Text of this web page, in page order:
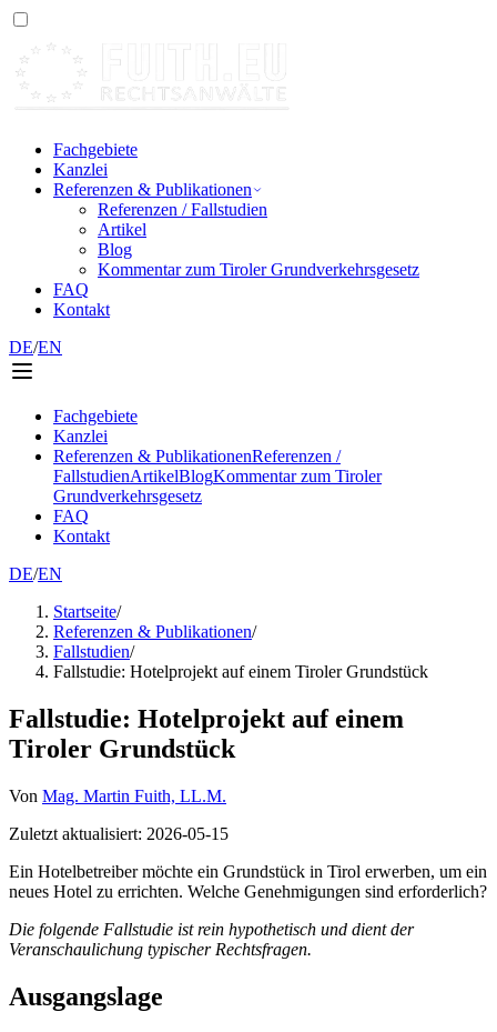
Fachgebiete
Kanzlei
Referenzen & Publikationen
Referenzen / Fallstudien
Artikel
Blog
Kommentar zum Tiroler Grundverkehrsgesetz
FAQ
Kontakt
DE/EN
Fachgebiete
Kanzlei
Referenzen & PublikationenReferenzen /
FallstudienArtikelBlogKommentar zum Tiroler
Grundverkehrsgesetz
FAQ
Kontakt
DE/EN
Startseite/
Referenzen & Publikationen/
Fallstudien/
Fallstudie: Hotelprojekt auf einem Tiroler Grundstück
Fallstudie: Hotelprojekt auf einem
Tiroler Grundstück
Von Mag. Martin Fuith, LL.M.
Zuletzt aktualisiert: 2026-05-15
Ein Hotelbetreiber möchte ein Grundstück in Tirol erwerben, um ein
neues Hotel zu errichten. Welche Genehmigungen sind erforderlich?
Die folgende Fallstudie ist rein hypothetisch und dient der
Veranschaulichung typischer Rechtsfragen.
Ausgangslage